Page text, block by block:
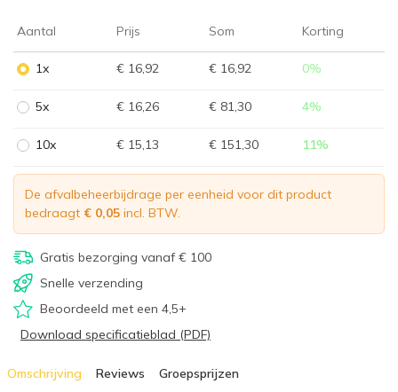
Aantal Prijs Som Korting
1x € 16,92 € 16,92 0%
5x € 16,26 € 81,30 4%
10x € 15,13 € 151,30 11%
De afvalbeheerbijdrage per eenheid voor dit product
bedraagt € 0,05 incl. BTW.
Gratis bezorging vanaf € 100
Snelle verzending
Beoordeeld met een 4,5+
Download specificatieblad (PDF)
Omschrijving Reviews Groepsprijzen